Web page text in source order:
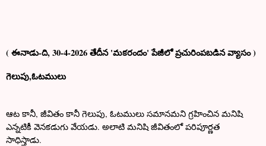
( ఈనాడు-ది, 30-4-2026 తేదీన 'మకరందం' పేజీలో ప్రచురింపబడిన వ్యాసం )
గెలుపు,ఓటములు
ఆట కానీ, జీవితం కానీ గెలుపు, ఓటములు సమానమని గ్రహించిన మనిషి
ఎన్నటికీ వెనకడుగు వేయడు. అలాటి మనిషి జీవితంలో పరిపూర్ణత
సాధిస్తాడు.